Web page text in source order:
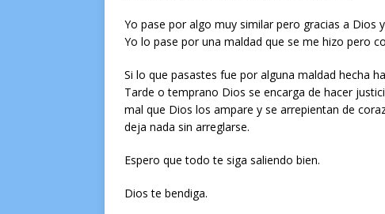
Yo pase por algo muy similar pero gracias a
Yo lo pase por una maldad que se me hizo pero
Si lo que pasastes fue por alguna maldad hecha
Tarde o temprano Dios se encarga de hacer
mal que Dios los ampare y se arrepientan de
deja nada sin arreglarse.
Espero que todo te siga saliendo bien.
Dios te bendiga.